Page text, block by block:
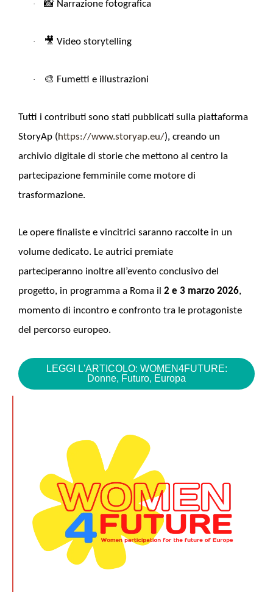
· 📸 Narrazione fotografica
· 🎥 Video storytelling
· 🎨 Fumetti e illustrazioni
Tutti i contributi sono stati pubblicati sulla piattaforma
StoryAp (https://www.storyap.eu/), creando un
archivio digitale di storie che mettono al centro la
partecipazione femminile come motore di
trasformazione.
Le opere finaliste e vincitrici saranno raccolte in un
volume dedicato. Le autrici premiate
parteciperanno inoltre all’evento conclusivo del
progetto, in programma a Roma il 2 e 3 marzo 2026,
momento di incontro e confronto tra le protagoniste
del percorso europeo.
LEGGI L'ARTICOLO: WOMEN4FUTURE:
Donne, Futuro, Europa